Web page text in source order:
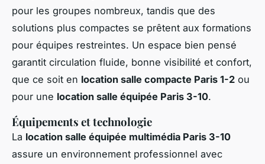
pour les groupes nombreux, tandis que des
solutions plus compactes se prêtent aux formations
pour équipes restreintes. Un espace bien pensé
garantit circulation fluide, bonne visibilité et confort,
que ce soit en location salle compacte Paris 1-2 ou
pour une location salle équipée Paris 3-10.
Équipements et technologie
La location salle équipée multimédia Paris 3-10
assure un environnement professionnel avec